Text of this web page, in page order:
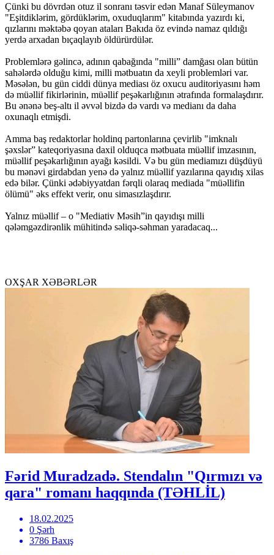
Çünki bu dövrdən otuz il sonranı təsvir edən Manaf Süleymanov
"Eşitdiklərim, gördüklərim, oxuduqlarım" kitabında yazırdı ki,
qızlarını məktəbə qoyan ataları Bakıda öz evində namaz qıldığı
yerdə arxadan bıçaqlayıb öldürürdülər.
Problemlərə gəlincə, adının qabağında "milli” damğası olan bütün
sahələrdə olduğu kimi, milli mətbuatın da xeyli problemləri var.
Məsələn, bu gün ciddi dünya mediası öz oxucu auditoriyasını həm
də müəllif fikirlərinin, müəllif peşəkarlığının ətrafında formalaşdırır.
Bu ənənə beş-altı il əvvəl bizdə də vardı və medianı da daha
oxunaqlı etmişdi.
Amma baş redaktorlar holdinq partonlarına çevirlib "imknalı
şəxslər” kateqoriyasına daxil olduqca mətbuata müəllif imzasının,
müəllif peşəkarlığının ayağı kəsildi. Və bu gün mediamızı düşdüyü
bu mənəvi girdabdan yenə də yalnız müəllif yazılarına qayıdış xilas
edə bilər. Çünki ədəbiyyatdan fərqli olaraq mediada "müəllifin
ölümü" əks effekt verir, onu simasızlaşdırır.
Yalnız müəllif – o "Mediativ Məsih”in qayıdışı milli
qələmgəzdirənlik mühitində səliqə-səhman yaradacaq...
OXŞAR XƏBƏRLƏR
Fərid Muradzadə. Stendalın "Qırmızı və
qara" romanı haqqında (TƏHLİL)
18.02.2025
0 Şərh
3786 Baxış